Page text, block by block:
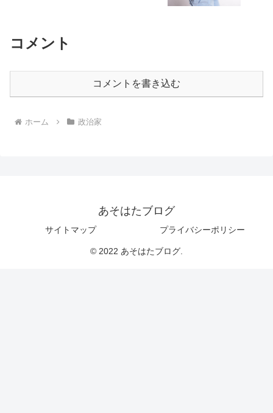
コメント
コメントを書き込む
ホーム 政治家
あそはたブログ
サイトマップ プライバシーポリシー
© 2022 あそはたブログ.